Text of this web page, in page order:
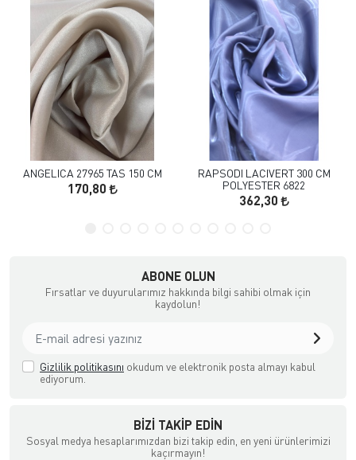
ANGELICA 27965 TAS 150 CM
170,80
RAPSODI LACIVERT 300 CM
POLYESTER 6822
362,30
ABONE OLUN
Fırsatlar ve duyurularımız hakkında bilgi sahibi olmak için
kaydolun!
Gizlilik politikasını okudum ve elektronik posta almayı kabul
ediyorum.
BIZI TAKIP EDIN
Sosyal medya hesaplarımızdan bizi takip edin, en yeni ürünlerimizi
kaçırmayın!